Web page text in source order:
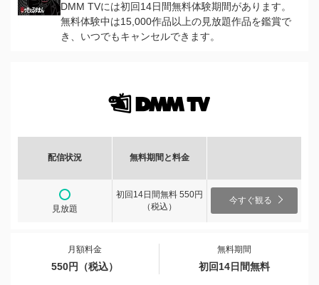
DMM TVには初回14日間無料体験期間があります。
無料体験中は15,000作品以上の見放題作品を鑑賞で
き、いつでもキャンセルできます。
配信状況 無料期間と料金
見放題
初回14日間無料 550円
（税込）
今すぐ観る
月額料金
550円（税込）
無料期間
初回14日間無料